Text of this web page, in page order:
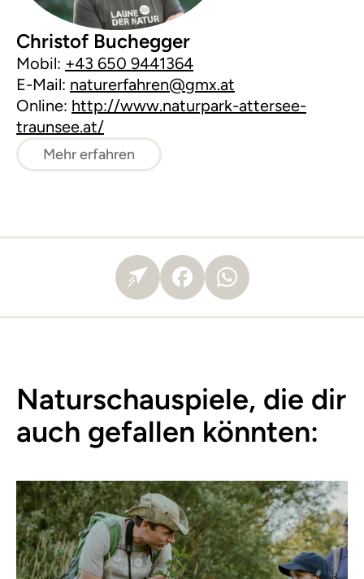
Christof Buchegger
Mobil: +43 650 9441364
E-Mail: naturerfahren@gmx.at
Online: http://www.naturpark-attersee-
traunsee.at/
Mehr erfahren
Naturschauspiele, die dir
auch gefallen könnten: